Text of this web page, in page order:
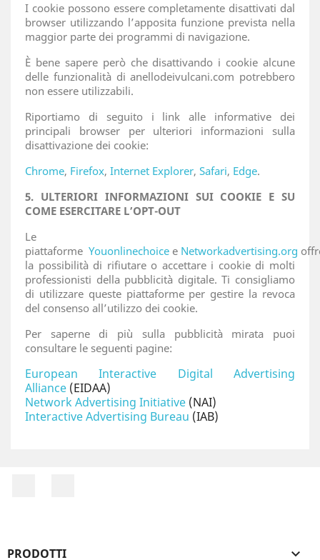
I cookie possono essere completamente disattivati dal
browser utilizzando l’apposita funzione prevista nella
maggior parte dei programmi di navigazione.
È bene sapere però che disattivando i cookie alcune
delle funzionalità di anellodeivulcani.com potrebbero
non essere utilizzabili.
Riportiamo di seguito i link alle informative dei
principali browser per ulteriori informazioni sulla
disattivazione dei cookie:
Chrome, Firefox, Internet Explorer, Safari, Edge.
5. ULTERIORI INFORMAZIONI SUI COOKIE E SU
COME ESERCITARE L’OPT-OUT
Le
piattaforme Youonlinechoice e Networkadvertising.org
la possibilità di rifiutare o accettare i cookie di molti
professionisti della pubblicità digitale. Ti consigliamo
di utilizzare queste piattaforme per gestire la revoca
del consenso all’utilizzo dei cookie.
Per saperne di più sulla pubblicità mirata puoi
consultare le seguenti pagine:
European Interactive Digital Advertising
Alliance (EIDAA)
Network Advertising Initiative (NAI)
Interactive Advertising Bureau (IAB)
PRODOTTI 